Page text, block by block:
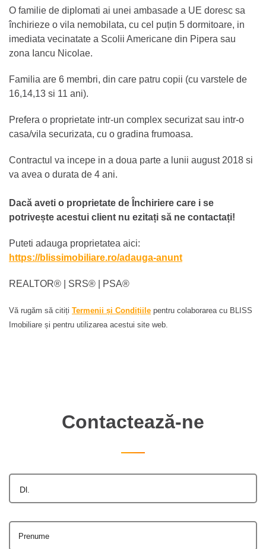
O familie de diplomati ai unei ambasade a UE doresc sa
închirieze o vila nemobilata, cu cel puțin 5 dormitoare, in
imediata vecinatate a Scolii Americane din Pipera sau
zona Iancu Nicolae.
Familia are 6 membri, din care patru copii (cu varstele de
16,14,13 si 11 ani).
Prefera o proprietate intr-un complex securizat sau intr-o
casa/vila securizata, cu o gradina frumoasa.
Contractul va incepe in a doua parte a lunii august 2018 si
va avea o durata de 4 ani.
Dacă aveti o proprietate de Închiriere care i se
potrivește acestui client nu ezitați să ne contactați!
Puteti adauga proprietatea aici:
https://blissimobiliare.ro/adauga-anunt
REALTOR®️ | SRS®️ | PSA®️
Vă rugăm să citiți Termenii și Condițiile pentru colaborarea cu BLISS
Imobiliare și pentru utilizarea acestui site web.
Contactează-ne
Dl.
Prenume